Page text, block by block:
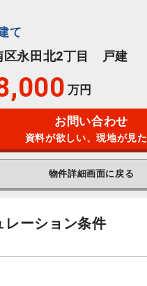
て
区永田北2丁目 戸建
万円
お問い合わせ
資料が欲しい、現地が見
物件詳細画面に戻る
レーション条件